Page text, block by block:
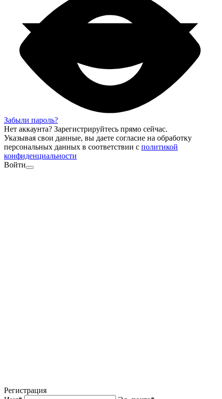
Забыли пароль?
Нет аккаунта? Зарегистрируйтесь прямо сейчас.
Указывая свои данные, вы даете согласие на обработку
персональных данных в соответствии с политикой
конфиденциальности
Войти
Регистрация